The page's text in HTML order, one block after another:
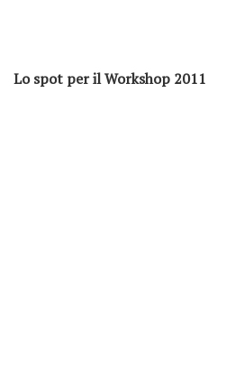
Lo spot per il Workshop 2011